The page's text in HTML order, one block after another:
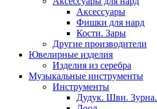
Аксессуары
Фишки для нард
Кости. Зары
Другие производители
Ювелирные изделия
Изделия из серебра
Музыкальные инструменты
Инструменты
Дудук. Шви. Зурна.